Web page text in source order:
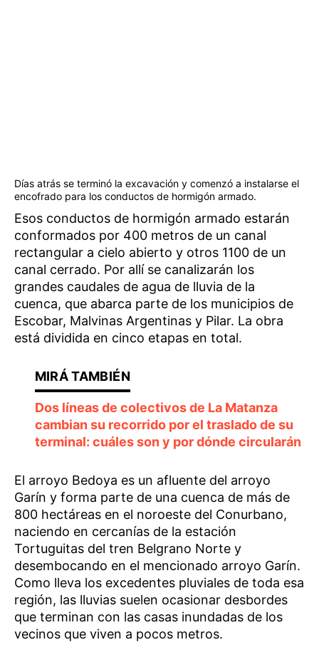
Días atrás se terminó la excavación y comenzó a instalarse el
encofrado para los conductos de hormigón armado.
Esos conductos de hormigón armado estarán
conformados por 400 metros de un canal
rectangular a cielo abierto y otros 1100 de un
canal cerrado. Por allí se canalizarán los
grandes caudales de agua de lluvia de la
cuenca, que abarca parte de los municipios de
Escobar, Malvinas Argentinas y Pilar. La obra
está dividida en cinco etapas en total.
Dos líneas de colectivos de La Matanza
cambian su recorrido por el traslado de su
terminal: cuáles son y por dónde circularán
El arroyo Bedoya es un afluente del arroyo
Garín y forma parte de una cuenca de más de
800 hectáreas en el noroeste del Conurbano,
naciendo en cercanías de la estación
Tortuguitas del tren Belgrano Norte y
desembocando en el mencionado arroyo Garín.
Como lleva los excedentes pluviales de toda esa
región, las lluvias suelen ocasionar desbordes
que terminan con las casas inundadas de los
vecinos que viven a pocos metros.